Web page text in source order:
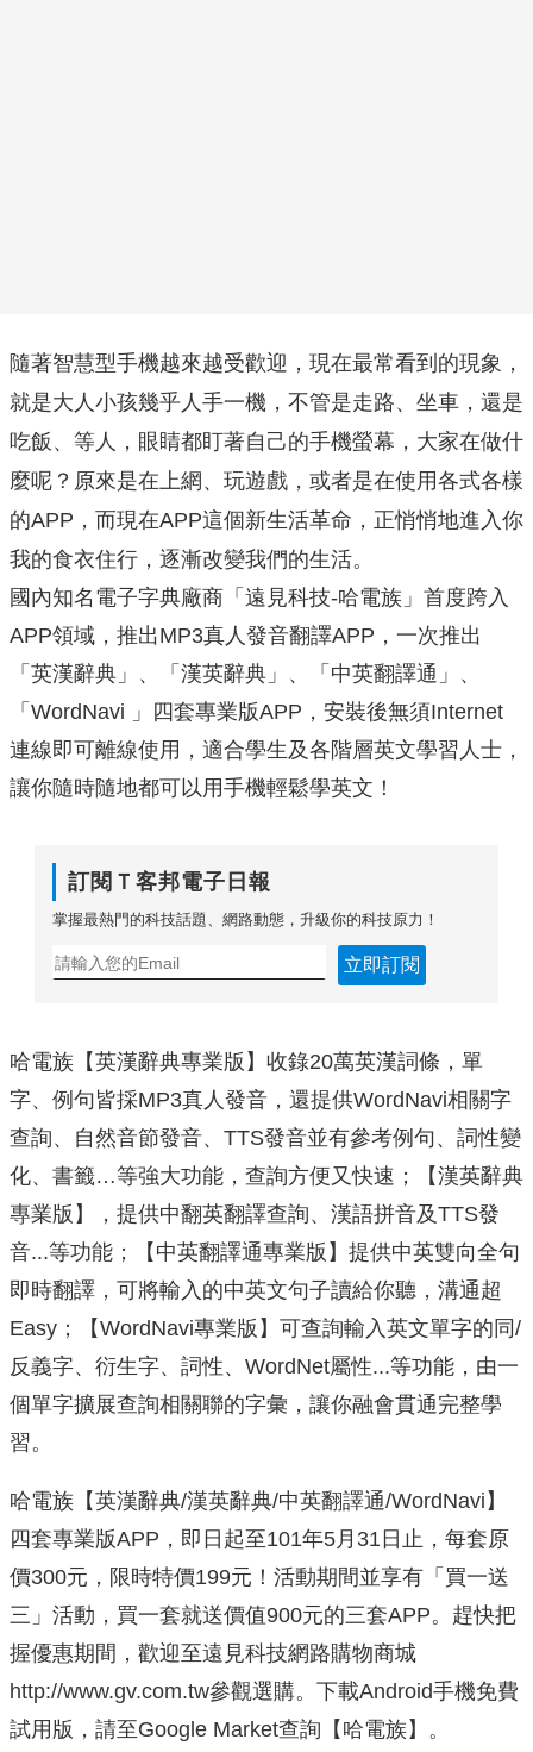
隨著智慧型手機越來越受歡迎，現在最常看到的現象，
就是大人小孩幾乎人手一機，不管是走路、坐車，還是
吃飯、等人，眼睛都盯著自己的手機螢幕，大家在做什
麼呢？原來是在上網、玩遊戲，或者是在使用各式各樣
的APP ，而現在APP這個新生活革命，正悄悄地進入你
我的食衣住行，逐漸改變我們的生活。
國內知名電子字典廠商「遠見科技-哈電族」首度跨入
APP領域，推出MP3真人發音翻譯APP，一次推出
「英漢辭典」、「漢英辭典」、「中英翻譯通」、
「WordNavi 」四套專業版APP，安裝後無須Internet
連線即可離線使用，適合學生及各階層英文學習人士，
讓你隨時隨地都可以用手機輕鬆學英文！
訂閱Ｔ客邦電子日報
掌握最熱門的科技話題、網路動態，升級你的科技原力！
立即訂閱
哈電族【英漢辭典專業版】收錄20萬英漢詞條，單
字、例句皆採MP3真人發音，還提供WordNavi相關字
查詢、自然音節發音、TTS發音並有參考例句、詞性變
化、書籤…等強大功能，查詢方便又快速；【漢英辭典
專業版】，提供中翻英翻譯查詢、漢語拼音及TTS發
音...等功能；【中英翻譯通專業版】提供中英雙向全句
即時翻譯，可將輸入的中英文句子讀給你聽，溝通超
Easy；【WordNavi專業版】可查詢輸入英文單字的同/
反義字、衍生字、詞性、WordNet屬性...等功能，由一
個單字擴展查詢相關聯的字彙，讓你融會貫通完整學
習。
哈電族【英漢辭典/漢英辭典/中英翻譯通/WordNavi】
四套專業版APP，即日起至101年5月31日止，每套原
價300元，限時特價199元！活動期間並享有「買一送
三」活動，買一套就送價值900元的三套APP。趕快把
握優惠期間，歡迎至遠見科技網路購物商城
http://www.gv.com.tw參觀選購。下載Android手機免費
試用版，請至Google Market查詢【哈電族】。